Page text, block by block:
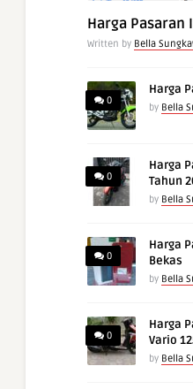
Harga Pasaran
Written by Bella
0
Harga
by Bella
0
Harga
Tahun
by Bella
0
Harga
Bekas
by Bella
0
Harga
Vario
by Bella